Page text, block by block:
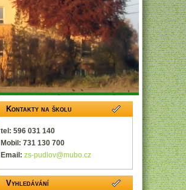
Kontakty na školu
tel: 596 031 140
Mobil: 731 130 700
Email: zs-pudlov@mubo.cz
Vyhledávání